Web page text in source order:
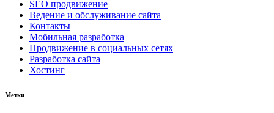
SEO продвижение
Ведение и обслуживание сайта
Контакты
Мобильная разработка
Продвижение в социальных сетях
Разработка сайта
Хостинг
Метки